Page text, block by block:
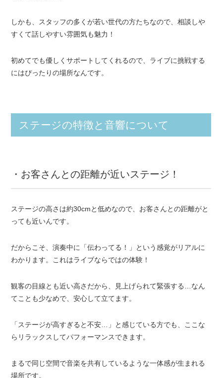
しかも、スタッフの多くが若い世代の方たちなので、相談しや
すくて話しやすい雰囲気も魅力！
初めてでも優しくサポートしてくれるので、ライブに挑戦する
にはぴったりの場所なんです。
ステージの特徴と音響について
・お客さんとの距離が近いステージ！
ステージの高さは約30cmと低めなので、お客さんとの距離がと
っても近いんです。
だからこそ、演奏中に「伝わってる！」という感覚がリアルに
わかります。これはライブならではの体験！
観客の目線とも近い高さだから、見上げられて緊張する…なん
てことも少なめで、安心して立てます。
「ステージが高すぎると不安…」と感じている方でも、ここな
らリラックスしてパフォーマンスできます。
まるで同じ空間で音楽を共有しているような一体感が生まれる
場所です。